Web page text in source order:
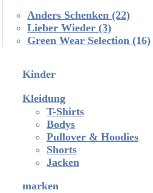
Anders Schenken(22)
Lieber Wieder(3)
Green Wear Selection(16)
Kinder
Kleidung
T-Shirts
Bodys
Pullover & Hoodies
Shorts
Jacken
marken